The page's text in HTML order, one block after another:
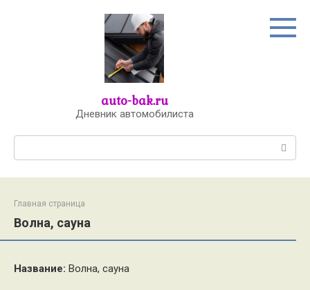
auto-bak.ru
Дневник автомобилиста
Главная страница
Волна, сауна
Название: Волна, сауна